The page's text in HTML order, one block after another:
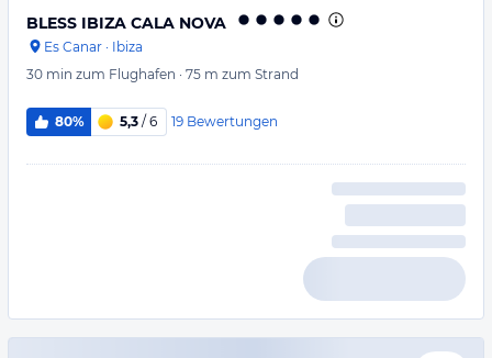
BLESS IBIZA CALA NOVA
Es Canar · Ibiza
30 min zum Flughafen · 75 m zum Strand
80% 5,3 / 6 19 Bewertungen